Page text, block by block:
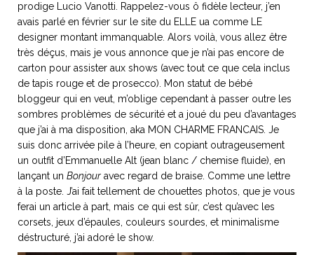
NOS ARTICLES ART ET DESIGN
Burano, la palette
de tous les
superlatifs
prodige Lucio Vanotti. Rappelez-vous ô fidèle lecteur, j’en
avais parlé en février sur le site du ELLE ua comme LE
designer montant immanquable. Alors voilà, vous allez être
très déçus, mais je vous annonce que je n’ai pas encore de
carton pour assister aux shows (avec tout ce que cela inclus
de tapis rouge et de prosecco). Mon statut de bébé
bloggeur qui en veut, m’oblige cependant à passer outre les
sombres problèmes de sécurité et a joué du peu d’avantages
que j’ai à ma disposition, aka MON CHARME FRANCAIS. Je
suis donc arrivée pile à l’heure, en copiant outrageusement
un outfit d’Emmanuelle Alt (jean blanc / chemise fluide), en
lançant un Bonjour avec regard de braise. Comme une lettre
à la poste. J’ai fait tellement de chouettes photos, que je vous
ferai un article à part, mais ce qui est sûr, c’est qu’avec les
corsets, jeux d’épaules, couleurs sourdes, et minimalisme
déstructuré, j’ai adoré le show.